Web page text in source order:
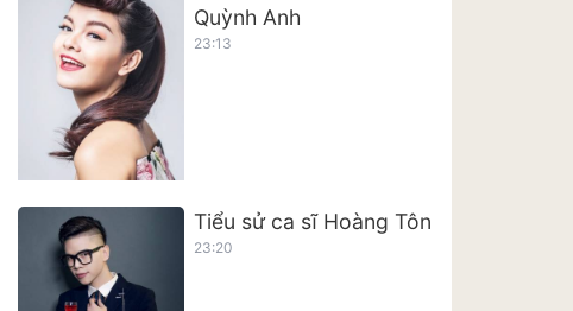
Quỳnh Anh
23:13
Tiểu sử ca sĩ Hoàng Tôn
23:20